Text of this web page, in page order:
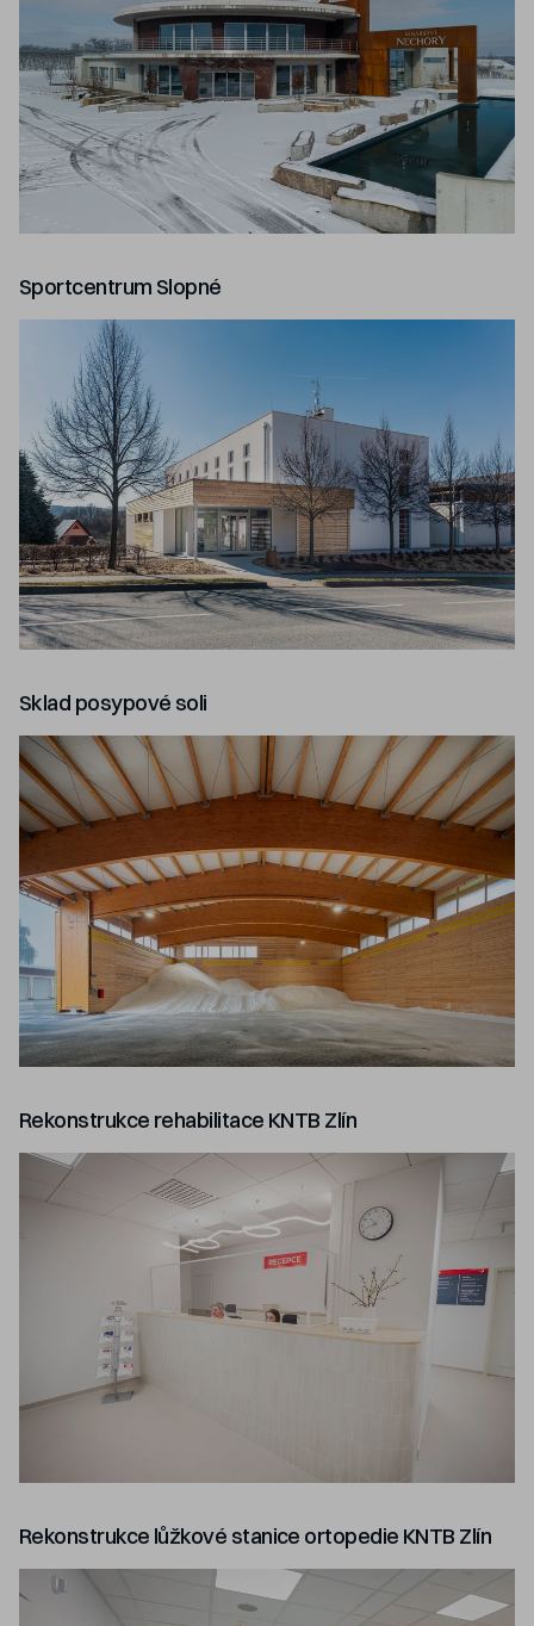
Sportcentrum Slopné
Sklad posypové soli
Rekonstrukce rehabilitace KNTB Zlín
Rekonstrukce lůžkové stanice ortopedie KNTB Zlín